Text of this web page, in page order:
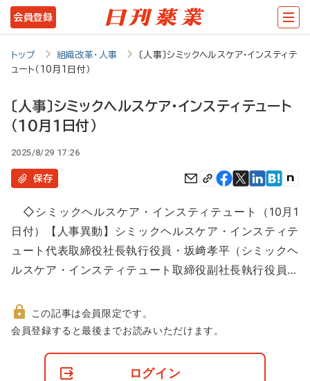
メ
イ
ツ
に
会員登録
トップ 組織改革・人事
〔人事〕シミックヘルスケア・インスティテ
ュート（10月1日付）
〔人事〕シミックヘルスケア・インスティテュート
（10月1日付）
2025/8/29 17:26
保存
◇シミックヘルスケア・インスティテュート（10月1
日付）【人事異動】シミックヘルスケア・インスティテ
ュート代表取締役社長執行役員・坂﨑孝平（シミックヘ
ルスケア・インスティテュート取締役副社長執行役員…
非
この記事は会員限定です。
会員登録すると最後までお読みいただけます。
ログイン